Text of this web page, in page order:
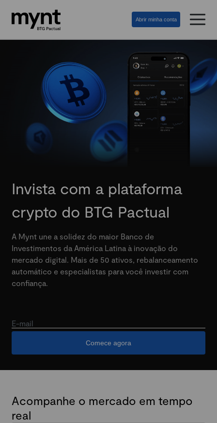
Abrir minha conta
Invista com a plataforma
crypto do BTG Pactual
A Mynt une a solidez do maior Banco de
Investimentos da América Latina à inovação do
mercado digital. Mais de 50 ativos, rebalanceamento
automático e especialistas para você investir com
confiança.
E-mail
Comece agora
Acompanhe o mercado em tempo
real